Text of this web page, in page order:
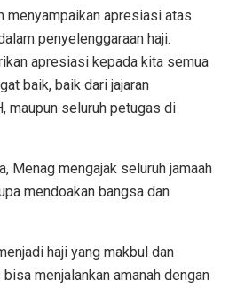
menyampaikan apresiasi atas
penyelenggaraan haji.
apresiasi kepada kita semua
baik, baik dari jajaran
maupun seluruh petugas di
Menag mengajak seluruh jamaah
mendoakan bangsa dan
haji yang makbul dan
menjalankan amanah dengan